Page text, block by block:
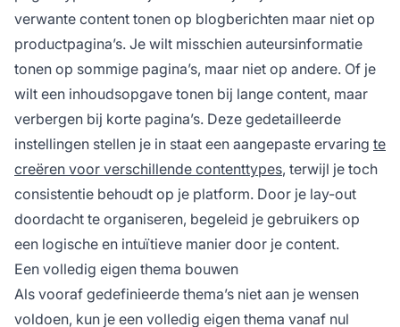
verwante content tonen op blogberichten maar niet op
productpagina’s. Je wilt misschien auteursinformatie
tonen op sommige pagina’s, maar niet op andere. Of je
wilt een inhoudsopgave tonen bij lange content, maar
verbergen bij korte pagina’s. Deze gedetailleerde
instellingen stellen je in staat een aangepaste ervaring te
creëren voor verschillende contenttypes, terwijl je toch
consistentie behoudt op je platform. Door je lay-out
doordacht te organiseren, begeleid je gebruikers op
een logische en intuïtieve manier door je content.
Een volledig eigen thema bouwen
Als vooraf gedefinieerde thema’s niet aan je wensen
voldoen, kun je een volledig eigen thema vanaf nul